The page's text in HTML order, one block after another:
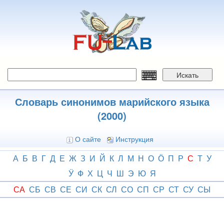
Искать
Словарь синонимов марийского языка
(2000)
О сайте Инструкция
А Б В Г Д Е Ж З И Й К Л М Н О Ӧ П Р С Т У
Ӱ Ф Х Ц Ч Ш Э Ю Я
СА СБ СВ СЕ СИ СК СЛ СО СП СР СТ СУ СЫ